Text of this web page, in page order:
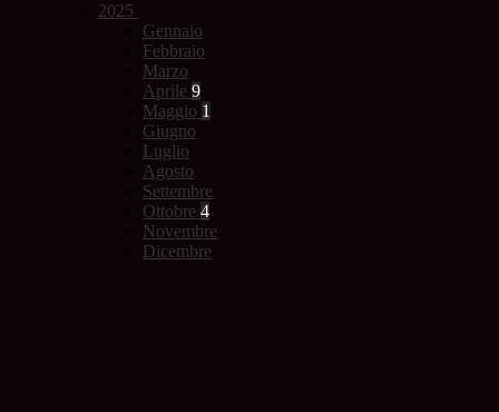
2025
Gennaio
Febbraio
Marzo
Aprile 9
Maggio 1
Giugno
Luglio
Agosto
Settembre
Ottobre 4
Novembre
Dicembre